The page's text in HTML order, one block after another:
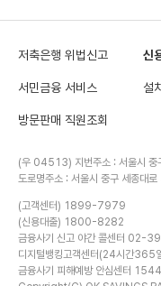
저축은행 위법신고 신
서민금융 서비스 설
방문판매 직원조회
(우 04513) 지번주소 : 서울시 중
도로명주소 : 서울시 중구 세종대
(고객센터) 1899-7979
(신용대출) 1800-8282
금융사기 신고 야간 콜센터 02-
디지털뱅킹고객센터(24시간
금융사기 피해예방 안심센터